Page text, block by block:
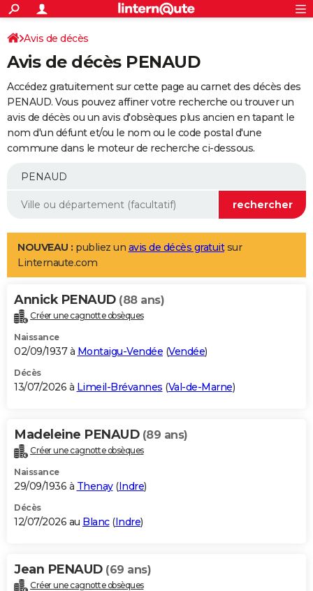
ACTUALITÉS
Politique
Société
Faits Divers
Education
Monde
Villes
+
SPORT
Coupe du monde 2026
Football
Tennis
Cyclisme
Rugby
Forum
Programme TV
TNT
Streaming
Cinéma
Sorties cinéma
Musique
+
FINANCE
Retraite
Epargne
Immobilier
Risques naturels par ville
Banque
Assurance
AUTO
Essais
Réserver un essai
Citadines
Berlines
SUV
Forum auto
+
Mobiles
Meilleur smartphone
Internet
Ordinateurs
Jeux vidéo
Guide high-tech
Aménagement intérieur
LIFESTYLE
Art de vivre
Bien-être
Loisirs
Mode
Modes de vie
Alimentation
Guide de la santé
Maladies
Médicaments
Sommeil
VOYAGE
Destinations
City break
Voyage nature
Voyage de noces
Forum
Climat
+PHOTO
GUIDES D'ACHAT
BONS PLANS
Carte de Noël
Carte Bonne année
Carte Saint-Valentin
Carte Pâques
Carte d'anniversaire
DICTIONNAIRE
Dictionnaire
Biographies
Citations
Expressions
Proverbes
PROGRAMME TV
S'inscrire
Se connecter
Lycées
Collèges
Primaires
Universités
Entreprises
Service militaire
Avis de recherche
AVIS DE DÉCÈS
Bricolage
Lifestyle
Culture
Sport
Auto
Television
Voyage
Cinema
Avis de décès
Avis de décès PENAUD
Accédez gratuitement sur cette page au carnet des décès des
PENAUD. Vous pouvez affiner votre recherche ou trouver un
avis de décès ou un avis d'obsèques plus ancien en tapant le
nom d'un défunt et/ou le nom ou le code postal d'une
commune dans le moteur de recherche ci-dessous.
NOUVEAU : publiez un avis de décès gratuitsur
Linternaute.com
Annick PENAUD (88 ans)
Créer une cagnotte obsèques
Naissance
02/09/1937 à Montaigu-Vendée (Vendée)
Décès
13/07/2026 à Limeil-Brévannes (Val-de-Marne)
Madeleine PENAUD (89 ans)
Créer une cagnotte obsèques
Naissance
29/09/1936 à Thenay(Indre)
Décès
12/07/2026 au Blanc(Indre)
Jean PENAUD (69 ans)
Créer une cagnotte obsèques